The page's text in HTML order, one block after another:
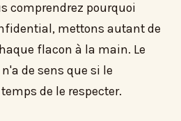
comprendrez pourquoi
mettons autant de
flacon à la main. Le
de sens que si le
de le respecter.